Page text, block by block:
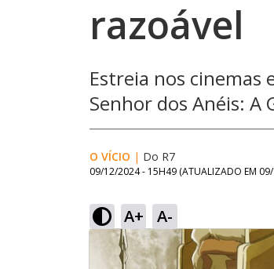
razoável
Estreia nos cinemas
Senhor dos Anéis:
O VÍCIO | Do R7
09/12/2024 - 15H49 (ATUALIZADO EM
A+ A-